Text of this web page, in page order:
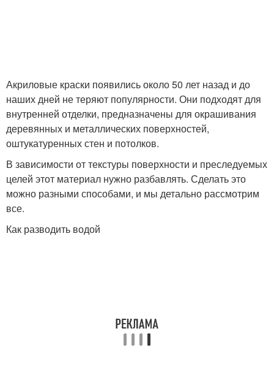
Акриловые краски появились около 50 лет назад и до
наших дней не теряют популярности. Они подходят для
внутренней отделки, предназначены для окрашивания
деревянных и металлических поверхностей,
оштукатуренных стен и потолков.
В зависимости от текстуры поверхности и преследуемых
целей этот материал нужно разбавлять. Сделать это
можно разными способами, и мы детально рассмотрим
все.
Как разводить водой